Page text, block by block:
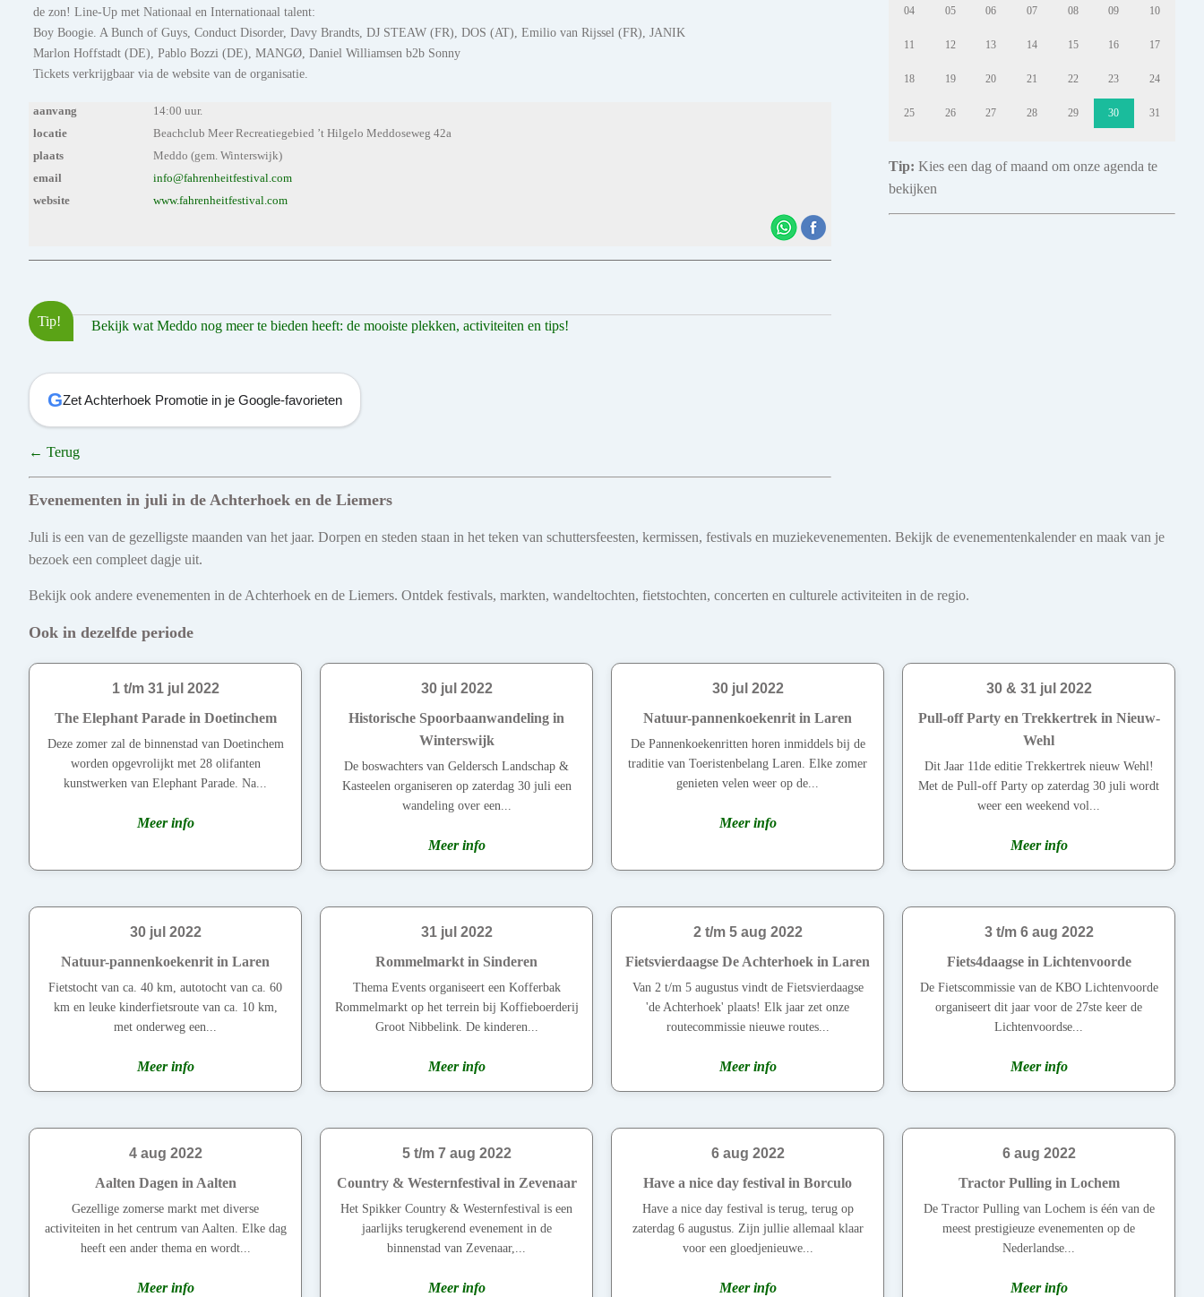
de zon! Line-Up met Nationaal en Internationaal talent:
Boy Boogie. A Bunch of Guys, Conduct Disorder, Davy Brandts, DJ STEAW (FR), DOS (AT), Emilio van Rijssel (FR), JANIK
Marlon Hoffstadt (DE), Pablo Bozzi (DE), MANGØ, Daniel Williamsen b2b Sonny
Tickets verkrijgbaar via de website van de organisatie.
aanvang
14:00 uur.
locatie
Beachclub Meer Recreatiegebied ’t Hilgelo Meddoseweg 42a
plaats
Meddo (gem. Winterswijk)
email
info@fahrenheitfestival.com
website
www.fahrenheitfestival.com
Tip! Bekijk wat Meddo nog meer te bieden heeft: de mooiste plekken, activiteiten en tips!
GZet Achterhoek Promotie in je Google-favorieten
← Terug
04 05 06 07 08 09 10
11 12 13 14 15 16 17
18 19 20 21 22 23 24
25 26 27 28 29 30 31
Tip: Kies een dag of maand om onze agenda te
bekijken
Evenementen in juli in de Achterhoek en de Liemers
Juli is een van de gezelligste maanden van het jaar. Dorpen en steden staan in het teken van schuttersfeesten, kermissen, festivals en muziekevenementen. Bekijk de evenementenkalender en maak van je
bezoek een compleet dagje uit.
Bekijk ook andere evenementen in de Achterhoek en de Liemers. Ontdek festivals, markten, wandeltochten, fietstochten, concerten en culturele activiteiten in de regio.
Ook in dezelfde periode
1 t/m 31 jul 2022
The Elephant Parade in Doetinchem
Deze zomer zal de binnenstad van Doetinchem
worden opgevrolijkt met 28 olifanten
kunstwerken van Elephant Parade. Na...
Meer info
30 jul 2022
Historische Spoorbaanwandeling in
Winterswijk
De boswachters van Geldersch Landschap &
Kasteelen organiseren op zaterdag 30 juli een
wandeling over een...
Meer info
30 jul 2022
Natuur-pannenkoekenrit in Laren
De Pannenkoekenritten horen inmiddels bij de
traditie van Toeristenbelang Laren. Elke zomer
genieten velen weer op de...
Meer info
30 & 31 jul 2022
Pull-off Party en Trekkertrek in Nieuw-
Wehl
Dit Jaar 11de editie Trekkertrek nieuw Wehl!
Met de Pull-off Party op zaterdag 30 juli wordt
weer een weekend vol...
Meer info
30 jul 2022
Natuur-pannenkoekenrit in Laren
Fietstocht van ca. 40 km, autotocht van ca. 60
km en leuke kinderfietsroute van ca. 10 km,
met onderweg een...
Meer info
31 jul 2022
Rommelmarkt in Sinderen
Thema Events organiseert een Kofferbak
Rommelmarkt op het terrein bij Koffieboerderij
Groot Nibbelink. De kinderen...
Meer info
2 t/m 5 aug 2022
Fietsvierdaagse De Achterhoek in Laren
Van 2 t/m 5 augustus vindt de Fietsvierdaagse
'de Achterhoek' plaats! Elk jaar zet onze
routecommissie nieuwe routes...
Meer info
3 t/m 6 aug 2022
Fiets4daagse in Lichtenvoorde
De Fietscommissie van de KBO Lichtenvoorde
organiseert dit jaar voor de 27ste keer de
Lichtenvoordse...
Meer info
4 aug 2022
Aalten Dagen in Aalten
Gezellige zomerse markt met diverse
activiteiten in het centrum van Aalten. Elke dag
heeft een ander thema en wordt...
Meer info
5 t/m 7 aug 2022
Country & Westernfestival in Zevenaar
Het Spikker Country & Westernfestival is een
jaarlijks terugkerend evenement in de
binnenstad van Zevenaar,...
Meer info
6 aug 2022
Have a nice day festival in Borculo
Have a nice day festival is terug, terug op
zaterdag 6 augustus. Zijn jullie allemaal klaar
voor een gloedjenieuwe...
Meer info
6 aug 2022
Tractor Pulling in Lochem
De Tractor Pulling van Lochem is één van de
meest prestigieuze evenementen op de
Nederlandse...
Meer info